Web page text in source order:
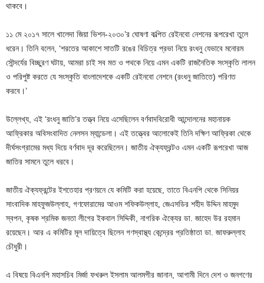
থাকবে।
১১ মে ২০১৭ সালে খালেদা জিয়া ভিশন-২০৩০’র ঘোষণা কল্পিত রেইনবো নেশনের রূপরেখা তুলে
ধরেন। তিনি বলেন, ‘শরতের আকাশে সাতটি রঙের বিচিত্র প্রভা নিয়ে রংধনু যেভাবে মনোরম
সৌন্দর্যের বিচ্ছুরণ ঘটায়, আমরা চাই সব মত ও পথকে নিয়ে এমন একটি রাজনৈতিক সংস্কৃতি লালন
ও পরিপুষ্ট করতে যে সংস্কৃতি বাংলাদেশকে একটি রেইনবো নেশনে (রংধনু জাতিতে) পরিণত
করবে।’
উল্লেখ্য, এই ‘রংধনু জাতি’র তত্ত্ব নিয়ে এসেছিলেন বর্ণবাদবিরোধী আন্দোলনের মহানায়ক
আফ্রিকার অবিসংবাদিত নেলসন ম্যান্ডেলা। এই তত্ত্বের আলোকেই তিনি দক্ষিণ আফ্রিকা থেকে
দীর্ঘসংগ্রামের মধ্য দিয়ে বর্ণবাদ দূর করেছিলেন। জাতীয় ঐক্যফ্রন্টও এমন একটি রূপরেখা আজ
জাতির সামনে তুলে ধরবে।
জাতীয় ঐক্যফ্রন্টের ইশতেহার প্রণয়নে যে কমিটি করা হয়েছে, তাতে বিএনপি থেকে সিনিয়র
সাংবাদিক মাহফুজউল্লাহ, গণফোরামের আওম শফিকউল্লাহ, জেএসডির শহীদ উদ্দিন মাহমুদ
স্বপন, কৃষক শ্রমিক জনতা লীগের ইকবাল সিদ্দিকী, নাগরিক ঐক্যের ডা. জাহেদ উর রহমান
রয়েছেন। আর এ কমিটির মূল দায়িত্বে ছিলেন গণস্বাস্থ্য কেন্দ্রের প্রতিষ্ঠাতা ডা. জাফরুল্লাহ
চৌধুরী।
এ বিষয়ে বিএনপি মহাসচিব মির্জা ফখরুল ইসলাম আলমগীর জানান, আগামী দিনে দেশ ও জনগণের